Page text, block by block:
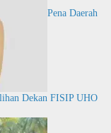
Pena Daerah
Dekan FISIP UHO